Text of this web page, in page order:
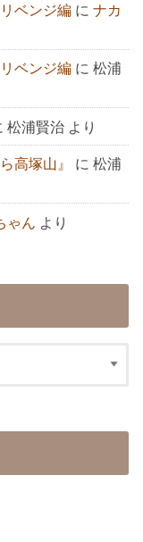
ベンジ編 にナカ
ベンジ編 に松浦
松浦賢治 より
高塚山』 に松浦
ゃん より